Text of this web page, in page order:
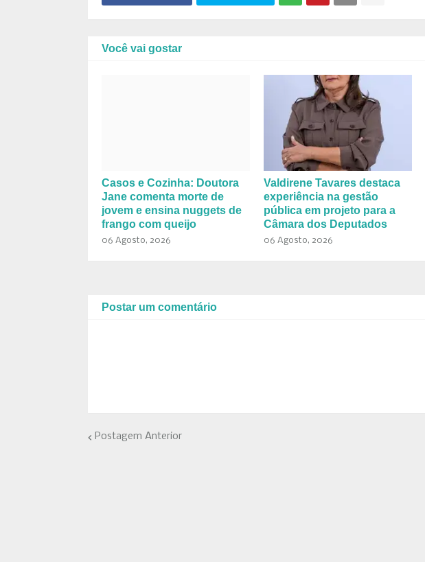
Você vai gostar
Casos e Cozinha: Doutora
Jane comenta morte de
jovem e ensina nuggets de
frango com queijo
06 Agosto, 2026
Valdirene Tavares destaca
experiência na gestão
pública em projeto para a
Câmara dos Deputados
06 Agosto, 2026
Postar um comentário
Postagem Anterior